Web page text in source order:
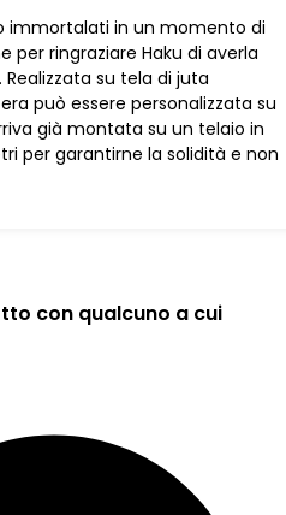
immortalati in un momento di
per ringraziare Haku di averla
su tela di juta
può essere personalizzata su
già montata su un telaio in
per garantirne la solidità e non
con qualcuno a cui